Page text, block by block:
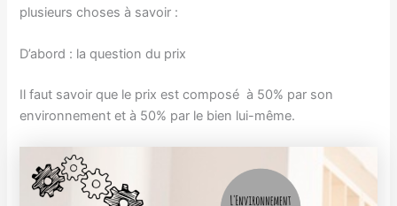
plusieurs choses à savoir :
D’abord : la question du prix
Il faut savoir que le prix est composé à 50% par son
environnement et à 50% par le bien lui-même.